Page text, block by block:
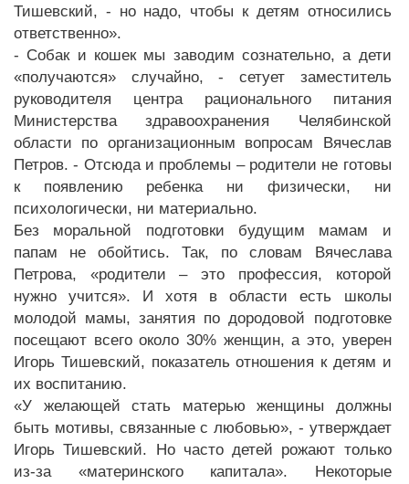
Тишевский, - но надо, чтобы к детям относились
ответственно».
- Собак и кошек мы заводим сознательно, а дети
«получаются» случайно, - сетует заместитель
руководителя центра рационального питания
Министерства здравоохранения Челябинской
области по организационным вопросам Вячеслав
Петров. - Отсюда и проблемы – родители не готовы
к появлению ребенка ни физически, ни
психологически, ни материально.
Без моральной подготовки будущим мамам и
папам не обойтись. Так, по словам Вячеслава
Петрова, «родители – это профессия, которой
нужно учится». И хотя в области есть школы
молодой мамы, занятия по дородовой подготовке
посещают всего около 30% женщин, а это, уверен
Игорь Тишевский, показатель отношения к детям и
их воспитанию.
«У желающей стать матерью женщины должны
быть мотивы, связанные с любовью», - утверждает
Игорь Тишевский. Но часто детей рожают только
из-за «материнского капитала». Некоторые